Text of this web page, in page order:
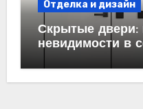
Отделка и дизайн
Скрытые двери:
невидимости в